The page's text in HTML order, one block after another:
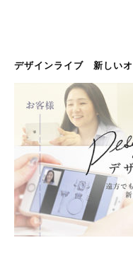
デザインライブ 新しい